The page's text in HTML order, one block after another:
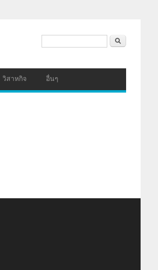
ค้นหา
วิสาหกิจ อื่นๆ